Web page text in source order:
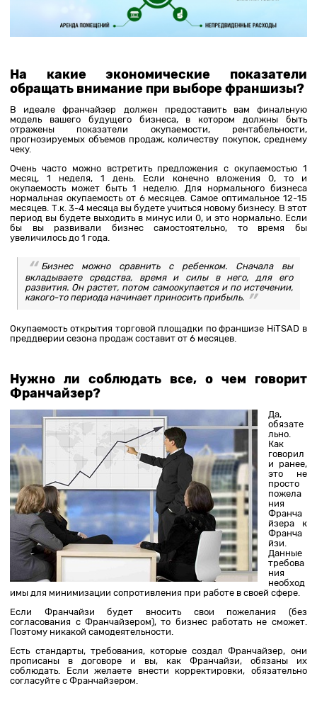
На какие экономические показатели
обращать внимание при выборе франшизы?
В идеале франчайзер должен предоставить вам финальную
модель вашего будущего бизнеса, в котором должны быть
отражены показатели окупаемости, рентабельности,
прогнозируемых объемов продаж, количеству покупок, среднему
чеку.
Очень часто можно встретить предложения с окупаемостью 1
месяц, 1 неделя, 1 день. Если конечно вложения 0, то и
окупаемость может быть 1 неделю. Для нормального бизнеса
нормальная окупаемость от 6 месяцев. Самое оптимальное 12-15
месяцев. Т.к. 3-4 месяца вы будете учиться новому бизнесу. В этот
период вы будете выходить в минус или 0, и это нормально. Если
бы вы развивали бизнес самостоятельно, то время бы
увеличилось до 1 года.
Бизнес можно сравнить с ребенком. Сначала вы
вкладываете средства, время и силы в него, для его
развития. Он растет, потом самоокупается и по истечении,
какого-то периода начинает приносить прибыль.
Окупаемость открытия торговой площадки по франшизе HiTSAD в
преддверии сезона продаж составит от 6 месяцев.
Нужно ли соблюдать все, о чем говорит
Франчайзер?
Да,
обязате
льно.
Как
говорил
и ранее,
это не
просто
пожела
ния
Франча
йзера к
Франча
йзи.
Данные
требова
ния
необход
имы для минимизации сопротивления при работе в своей сфере.
Если Франчайзи будет вносить свои пожелания (без
согласования с Франчайзером), то бизнес работать не сможет.
Поэтому никакой самодеятельности.
Есть стандарты, требования, которые создал Франчайзер, они
прописаны в договоре и вы, как Франчайзи, обязаны их
соблюдать. Если желаете внести корректировки, обязательно
согласуйте с Франчайзером.